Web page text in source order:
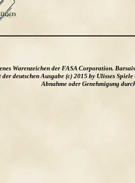
Warenzeichen der FASA Corporation.
deutschen Ausgabe (c) 2015 by Ulisses
Abnahme oder Genehmigung